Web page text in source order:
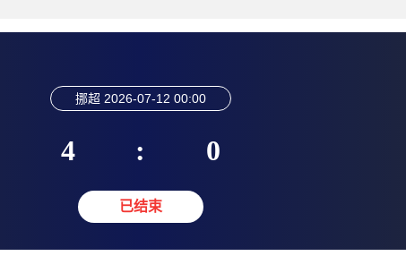
挪超 2026-07-12 00:00
4 : 0
已结束